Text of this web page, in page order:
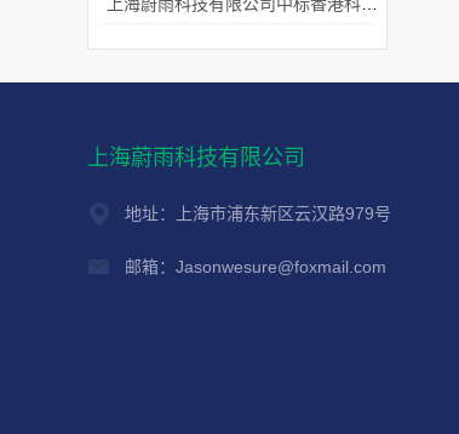
上海蔚雨科技有限公司
地址：上海市浦东新区云汉路979号
邮箱：Jasonwesure@foxmail.com